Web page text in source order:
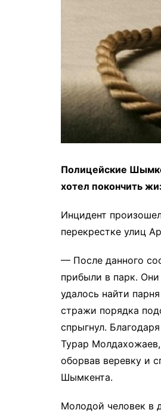
Полицейские
хотел покончить
Инцидент
перекрестке улиц
— После данного
прибыли в парк.
удалось найти
стражи порядка
спрыгнул.
Турар
оборвав веревку и
Шымкента.
Молодой человек в